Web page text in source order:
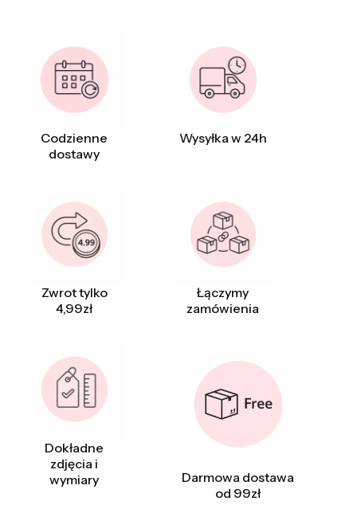
Codzienne
dostawy
Wysyłka w 24h
Zwrot tylko
4,99zł
Łączymy
zamówienia
Dokładne
zdjęcia i
wymiary
Darmowa dostawa
od 99zł